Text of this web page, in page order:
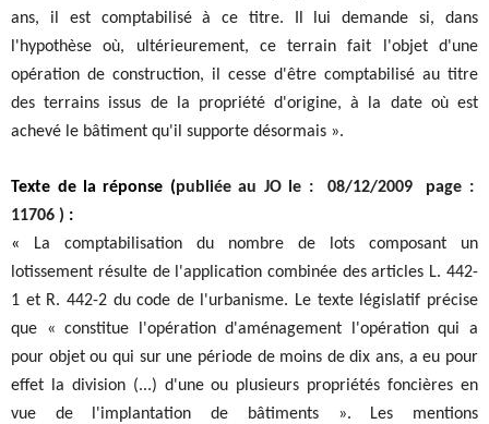
ans, il est comptabilisé à ce titre. Il lui demande si, dans
l'hypothèse où, ultérieurement, ce terrain fait l'objet d'une
opération de construction, il cesse d'être comptabilisé au titre
des terrains issus de la propriété d'origine, à la date où est
achevé le bâtiment qu'il supporte désormais ».
Texte de la réponse (publiée au JO le : 08/12/2009 page :
11706 ) :
«
La comptabilisation du nombre de lots composant un
lotissement résulte de l'application combinée des articles L. 442-
1 et R. 442-2 du code de l'urbanisme. Le texte législatif précise
que « constitue l'opération d'aménagement l'opération qui a
pour objet ou qui sur une période de moins de dix ans, a eu pour
effet la division (...) d'une ou plusieurs propriétés foncières en
vue de l'implantation de bâtiments ». Les mentions